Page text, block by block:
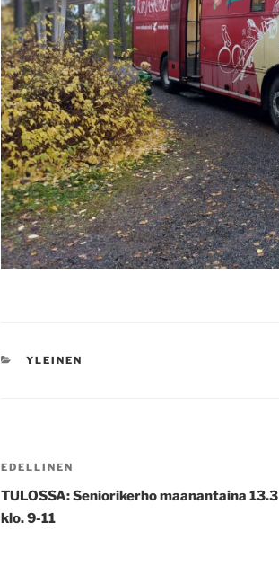
KATEGORIAT
YLEINEN
Artikkelien
selaus
Edellinen
artikkeli
EDELLINEN
TULOSSA: Seniorikerho maanantaina 13.3
klo. 9-11